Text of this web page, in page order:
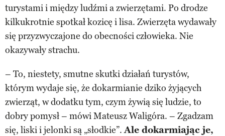
turystami i między ludźmi a zwierzętami. Po drodze
kilkukrotnie spotkał kozicę i lisa. Zwierzęta wydawały
się przyzwyczajone do obecności człowieka. Nie
okazywały strachu.
– To, niestety, smutne skutki działań turystów,
którym wydaje się, że dokarmianie dziko żyjących
zwierząt, w dodatku tym, czym żywią się ludzie, to
dobry pomysł – mówi Mateusz Waligóra. – Zgadzam
się, liski i jelonki są „słodkie”.Ale dokarmiając je,